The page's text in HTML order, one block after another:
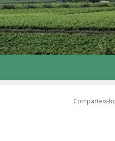
Comparteix-